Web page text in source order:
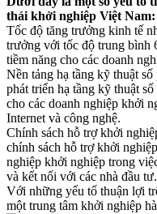
thái khởi nghiệp Việt Nam:
Tốc độ tăng trưởng kinh tế
trưởng với tốc độ trung bình
tiềm năng cho các doanh
Nền tảng hạ tầng kỹ thuật
phát triển hạ tầng kỹ thuật
cho các doanh nghiệp khởi
Internet và công nghệ.
Chính sách hỗ trợ khởi
chính sách hỗ trợ khởi
nghiệp khởi nghiệp trong
và kết nối với các nhà đầu tư.
Với những yếu tố thuận lợi
một trung tâm khởi nghiệp